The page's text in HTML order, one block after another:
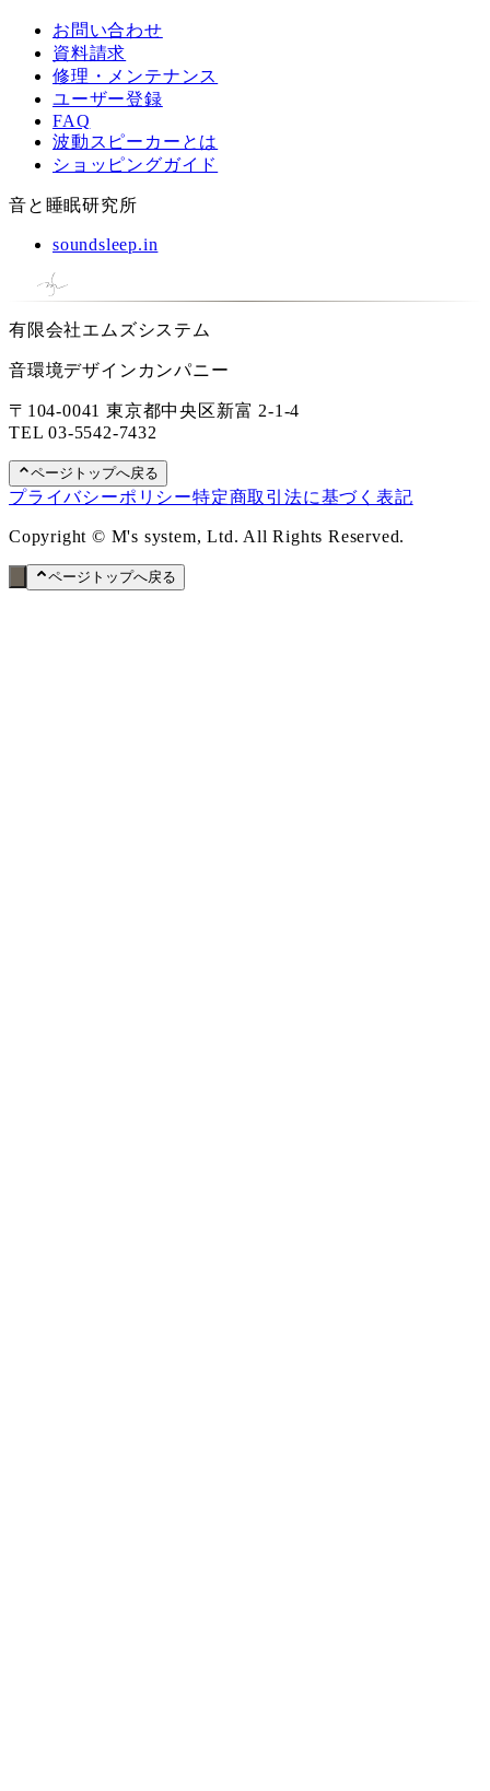
お問い合わせ
資料請求
修理・メンテナンス
ユーザー登録
FAQ
波動スピーカーとは
ショッピングガイド
音と睡眠研究所
soundsleep.in
有限会社エムズシステム
音環境デザインカンパニー
〒104-0041 東京都中央区新富 2-1-4
TEL03-5542-7432
ページトップへ戻る
プライバシーポリシー特定商取引法に基づく表記
Copyright © M's system, Ltd. All Rights Reserved.
ページトップへ戻る